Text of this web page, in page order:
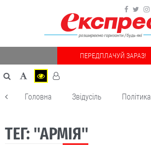
ПЕРЕДПЛАЧУЙ ЗАРАЗ!
Головна Звідусіль Політика
ТЕГ: "АРМІЯ"